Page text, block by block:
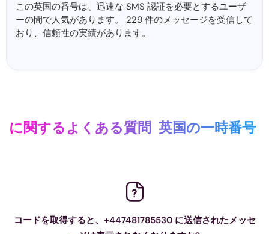
この英国の番号は、迅速な SMS 認証を必要とするユーザ
ーの間で人気があります。 229 件のメッセージを受信して​​
おり、信頼性の実績があります。
に関するよくある質問 英国の一時番号
コードを取得すると、+447481785530 に送信されたメッセ